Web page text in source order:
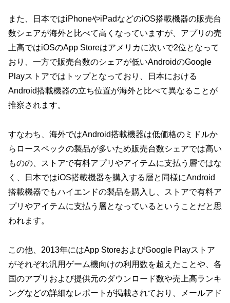
また、日本ではiPhoneやiPadなどのiOS搭載機器の販売台
数シェアが海外と比べて高くなっていますが、アプリの売
上高ではiOSのApp Storeはアメリカに次いで2位となって
おり、一方で販売台数のシェアが低いAndroidのGoogle
Playストアではトップとなっており、日本における
Android搭載機器の立ち位置が海外と比べて異なることが
推察されます。
すなわち、海外ではAndroid搭載機器は低価格のミドルか
らロースペックの製品が多いため販売台数シェアでは高い
ものの、ストアで有料アプリやアイテムに支払う層ではな
く、日本ではiOS搭載機器を購入する層と同様にAndroid
搭載機器でもハイエンドの製品を購入し、ストアで有料ア
プリやアイテムに支払う層となっているということだと思
われます。
この他、2013年にはApp StoreおよびGoogle Playストア
がそれぞれ汎用ゲーム機向けの利用数を超えたことや、各
国のアプリおよび提供元のダウンロード数や売上高ランキ
ングなどの詳細なレポートが掲載されており、メールアド